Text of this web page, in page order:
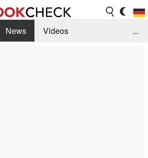
News
Videos
...